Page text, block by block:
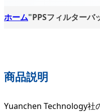
ホーム"PPSフィルターバ
商品説明
Yuanchen Technology社